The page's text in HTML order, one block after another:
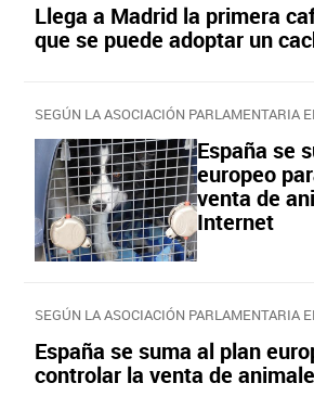
Llega a Madrid la primera
que se puede adoptar un
España se
europeo
venta de
Internet
España se suma al plan
controlar la venta de